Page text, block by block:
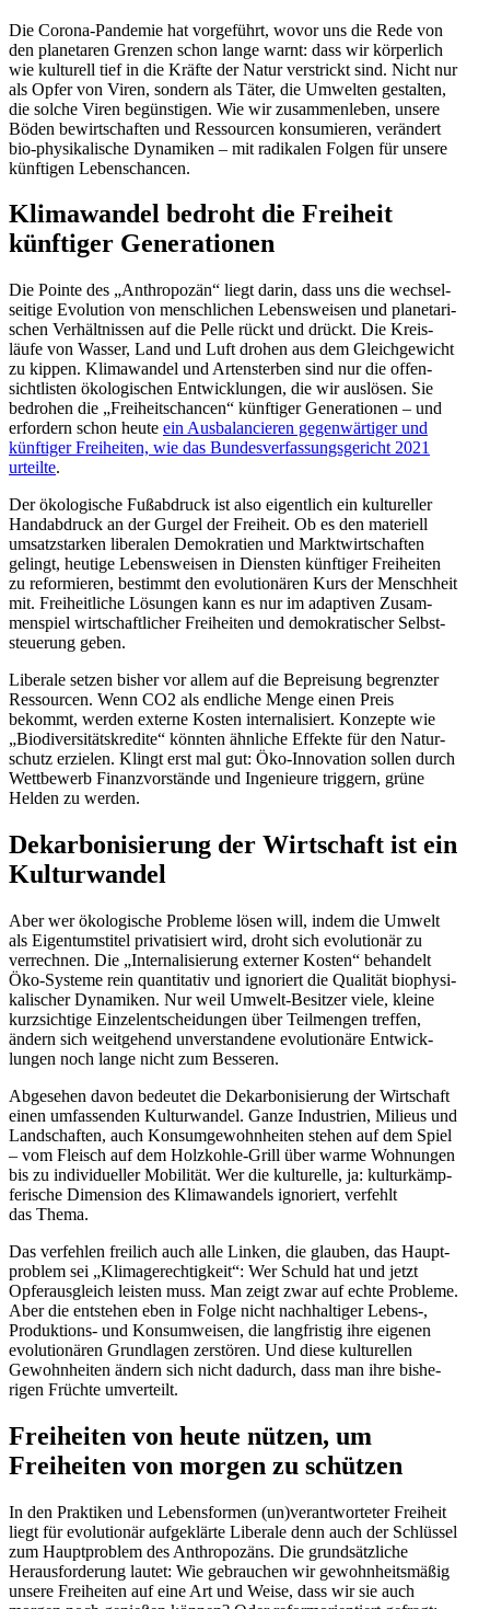
Die Corona-Pandemie hat vorge­führt, wovor uns die Rede von
den plane­taren Grenzen schon lange warnt: dass wir körperlich
wie kulturell tief in die Kräfte der Natur verstrickt sind. Nicht nur
als Opfer von Viren, sondern als Täter, die Umwelten gestalten,
die solche Viren begüns­tigen. Wie wir zusam­men­leben, unsere
Böden bewirt­schaften und Ressourcen konsu­mieren, verändert
bio-physi­ka­lische Dynamiken – mit radikalen Folgen für unsere
künftigen Lebenschancen.
Klima­wandel bedroht die Freiheit
künftiger Generationen
Die Pointe des „Anthro­pozän“ liegt darin, dass uns die wechsel­
seitige Evolution von mensch­lichen Lebens­weisen und plane­ta­ri­
schen Verhält­nissen auf die Pelle rückt und drückt. Die Kreis­
läufe von Wasser, Land und Luft drohen aus dem Gleich­ge­wicht
zu kippen. Klima­wandel und Arten­sterben sind nur die offen­
sicht­listen ökolo­gi­schen Entwick­lungen, die wir auslösen. Sie
bedrohen die „Freiheits­chancen“ künftiger Genera­tionen – und
erfordern schon heute ein Ausba­lan­cieren gegen­wär­tiger und
künftiger Freiheiten, wie das Bundes­ver­fas­sungs­ge­richt 2021
urteilte.
Der ökolo­gische Fußab­druck ist also eigentlich ein kultu­reller
Handab­druck an der Gurgel der Freiheit. Ob es den materiell
umsatz­starken liberalen Demokratien und Markt­wirt­schaften
gelingt, heutige Lebens­weisen in Diensten künftiger Freiheiten
zu refor­mieren, bestimmt den evolu­tio­nären Kurs der Menschheit
mit. Freiheit­liche Lösungen kann es nur im adaptiven Zusam­
men­spiel wirtschaft­licher Freiheiten und demokra­ti­scher Selbst­
steuerung geben.
Liberale setzen bisher vor allem auf die Bepreisung begrenzter
Ressourcen. Wenn CO2 als endliche Menge einen Preis
bekommt, werden externe Kosten inter­na­li­siert. Konzepte wie
„Biodi­ver­si­täts­kredite“ könnten ähnliche Effekte für den Natur­
schutz erzielen. Klingt erst mal gut: Öko-Innovation sollen durch
Wettbewerb Finanz­vor­stände und Ingenieure triggern, grüne
Helden zu werden.
Dekar­bo­ni­sierung der Wirtschaft ist ein
Kulturwandel
Aber wer ökolo­gische Probleme lösen will, indem die Umwelt
als Eigen­tums­titel priva­ti­siert wird, droht sich evolu­tionär zu
verrechnen. Die „Inter­na­li­sierung externer Kosten“ behandelt
Öko-Systeme rein quanti­tativ und ignoriert die Qualität biophy­si­
ka­li­scher Dynamiken. Nur weil Umwelt-Besitzer viele, kleine
kurzsichtige Einzel­ent­schei­dungen über Teilmengen treffen,
ändern sich weitgehend unver­standene evolu­tionäre Entwick­
lungen noch lange nicht zum Besseren.
Abgesehen davon bedeutet die Dekar­bo­ni­sierung der Wirtschaft
einen umfas­senden Kultur­wandel. Ganze Indus­trien, Milieus und
Landschaften, auch Konsum­ge­wohn­heiten stehen auf dem Spiel
– vom Fleisch auf dem Holzkohle-Grill über warme Wohnungen
bis zu indivi­du­eller Mobilität. Wer die kultu­relle, ja: kultur­kämp­
fe­rische Dimension des Klima­wandels ignoriert, verfehlt
das Thema.
Das verfehlen freilich auch alle Linken, die glauben, das Haupt­
problem sei „Klima­ge­rech­tigkeit“: Wer Schuld hat und jetzt
Opfer­aus­gleich leisten muss. Man zeigt zwar auf echte Probleme.
Aber die entstehen eben in Folge nicht nachhal­tiger Lebens‑,
Produk­tions- und Konsum­weisen, die langfristig ihre eigenen
evolu­tio­nären Grund­lagen zerstören. Und diese kultu­rellen
Gewohn­heiten ändern sich nicht dadurch, dass man ihre bishe­
rigen Früchte umverteilt.
Freiheiten von heute nützen, um
Freiheiten von morgen zu schützen
In den Praktiken und Lebens­formen (un)verantworteter Freiheit
liegt für evolu­tionär aufge­klärte Liberale denn auch der Schlüssel
zum Haupt­problem des Anthro­pozäns. Die grund­sätz­liche
Heraus­for­derung lautet: Wie gebrauchen wir gewohn­heits­mäßig
unsere Freiheiten auf eine Art und Weise, dass wir sie auch